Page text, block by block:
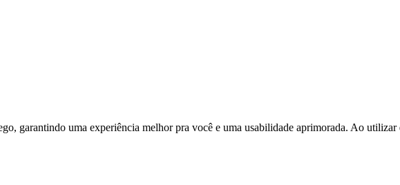
garantindo uma experiência melhor pra você e uma usabilidade aprimorada. Ao